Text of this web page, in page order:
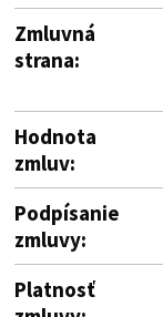
Zmluvná
strana:
Hodnota
zmluv:
Podpísanie
zmluvy:
Platnosť